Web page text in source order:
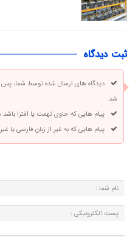
ثبت دیدگاه
دیدگاه های ارسال شده توسط شما،
شد.
پیام هایی که حاوی تهمت یا افترا
پیام هایی که به غیر از زبان فارسی یا